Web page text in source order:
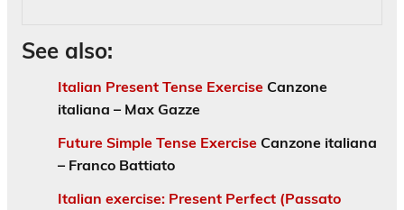
See also:
Italian Present Tense Exercise Canzone
italiana – Max Gazze
Future Simple Tense Exercise Canzone italiana
– Franco Battiato
Italian exercise: Present Perfect (Passato